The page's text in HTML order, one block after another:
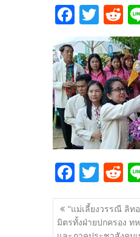
F
ac
e
b
o
o
k
T
w
itt
er
R
e
d
di
t
F
ac
e
b
T
w
itt
er
R
e
d
di
แนะแนว
เรื่อง
“แม่เลี้ยงวรรณี ลิท
มิตรทั้งฝ่ายปกครอง ท